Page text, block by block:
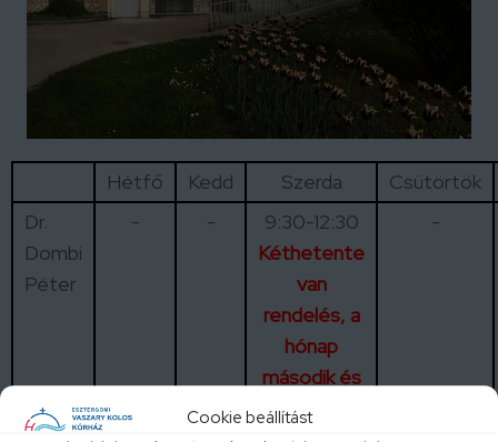
Cookie beállítást
Hétfő Kedd Szerda
Csütörtök
Dr.
Dombi
Péter
- -
9:30-12:30
Kéthetente
van
rendelés, a
hónap
második és
utolsó
-